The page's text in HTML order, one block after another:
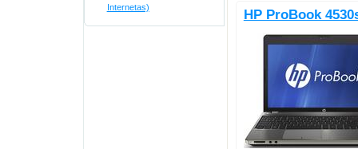
Internetas)
HP ProBook